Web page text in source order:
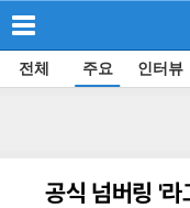
전체 주요 인터뷰
공식 넘버링 '